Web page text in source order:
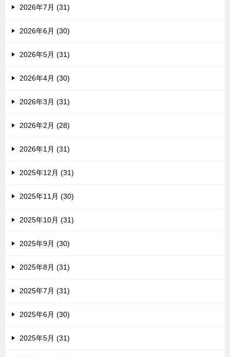
2026年7月 (31)
2026年6月 (30)
2026年5月 (31)
2026年4月 (30)
2026年3月 (31)
2026年2月 (28)
2026年1月 (31)
2025年12月 (31)
2025年11月 (30)
2025年10月 (31)
2025年9月 (30)
2025年8月 (31)
2025年7月 (31)
2025年6月 (30)
2025年5月 (31)